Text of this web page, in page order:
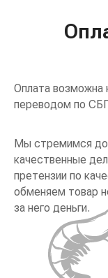
Оплата возможна
переводом по
Мы стремимся
качественные
претензии по
обменяем товар
за него деньги.